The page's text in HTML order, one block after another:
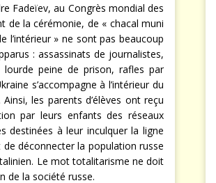
Fadeïev, au Congrès mondial des
de la cérémonie, de « chacal muni
l’intérieur » ne sont pas beaucoup
: assassinats de journalistes,
lourde peine de prison, rafles par
s’accompagne à l’intérieur du
les parents d’élèves ont reçu
par leurs enfants des réseaux
destinées à leur inculquer la ligne
de déconnecter la population russe
Le mot totalitarisme ne doit
de la société russe.